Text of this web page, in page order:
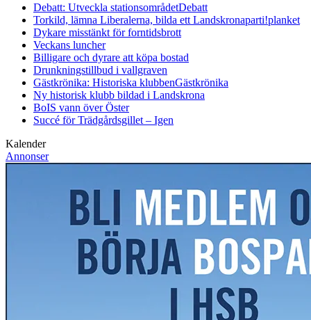
Debatt: Utveckla stationsområdetDebatt
Torkild, lämna Liberalerna, bilda ett Landskronaparti!planket
Dykare misstänkt för forntidsbrott
Veckans luncher
Billigare och dyrare att köpa bostad
Drunkningstillbud i vallgraven
Gästkrönika: Historiska klubbenGästkrönika
Ny historisk klubb bildad i Landskrona
BoIS vann över Öster
Succé för Trädgårdsgillet – Igen
Kalender
Annonser